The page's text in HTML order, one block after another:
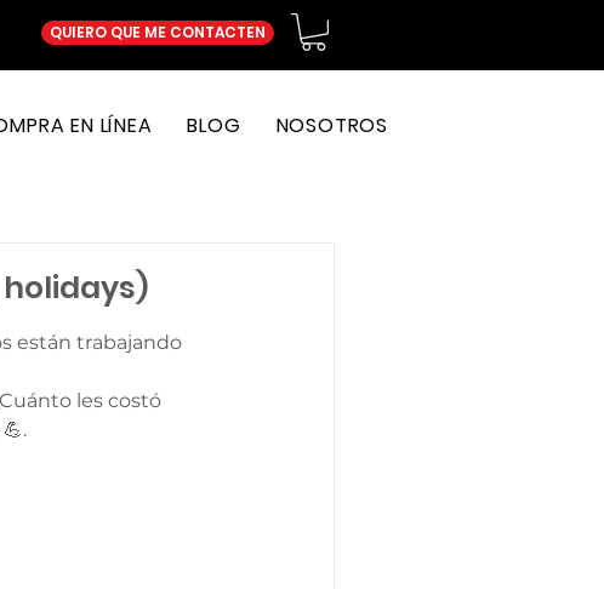
QUIERO QUE ME CONTACTEN
EN LÍNEA BLOG NOSOTROS
están trabajando
les costó